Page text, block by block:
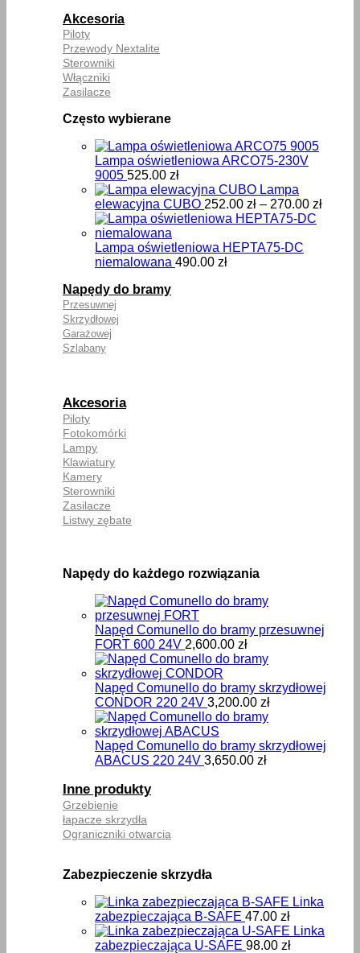
Akcesoria
Piloty
Przewody Nextalite
Sterowniki
Włączniki
Zasilacze
Często wybierane
Lampa oświetleniowa ARCO75-230V
9005 525.00 zł
Lampa
elewacyjna CUBO 252.00 zł – 270.00 złZakres
Lampa oświetleniowa HEPTA75-DC
niemalowana 490.00 zł
Napędy do bramy
Przesuwnej
Skrzydłowej
Garażowej
Szlabany
Akcesoria
Piloty
Fotokomórki
Lampy
Klawiatury
Kamery
Sterowniki
Zasilacze
Listwy zębate
Napędy do każdego rozwiązania
Napęd Comunello do bramy przesuwnej
FORT 600 24V 2,600.00 zł
Napęd Comunello do bramy skrzydłowej
CONDOR 220 24V 3,200.00 zł
Napęd Comunello do bramy skrzydłowej
ABACUS 220 24V 3,650.00 zł
Inne produkty
Grzebienie
łapacze skrzydła
Ograniczniki otwarcia
Zabezpieczenie skrzydła
Linka
zabezpieczająca B-SAFE 47.00 zł
Linka
zabezpieczająca U-SAFE 98.00 zł